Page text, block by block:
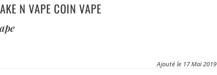
N VAPE COIN VAPE
Ajouté le 17 Mai 2019